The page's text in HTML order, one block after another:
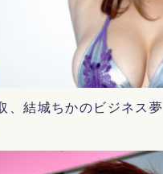
、結城ちかのビジネス夢